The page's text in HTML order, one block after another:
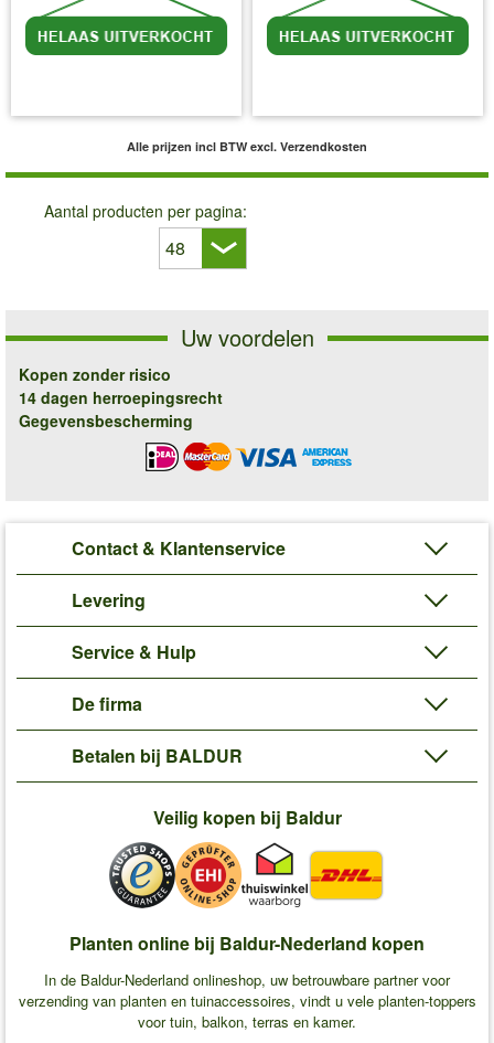
Alle prijzen incl BTW excl. Verzendkosten
Aantal producten per pagina:
Uw voordelen
Kopen zonder risico
14 dagen herroepingsrecht
Gegevensbescherming
Contact & Klantenservice
Levering
Service & Hulp
De firma
Betalen bij BALDUR
Veilig kopen bij Baldur
Planten online bij Baldur-Nederland kopen
In de Baldur-Nederland onlineshop, uw betrouwbare partner voor
verzending van planten en tuinaccessoires, vindt u vele planten-toppers
voor tuin, balkon, terras en kamer.